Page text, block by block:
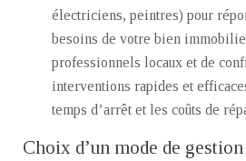
électriciens, peintres) pour
besoins de votre bien
professionnels locaux et de
interventions rapides et
temps d’arrêt et les coûts de
Choix d’un mode de gestion